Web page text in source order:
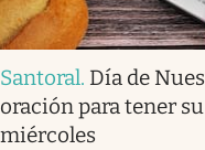
Santoral. Día de
oración para tener
miércoles